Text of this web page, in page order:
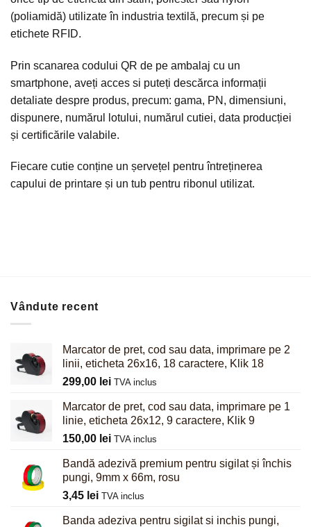
(poliamidă) utilizate în industria textilă, precum și pe
etichete RFID.
Prin scanarea codului QR de pe ambalaj cu un
smartphone, aveți acces si puteți descărca informații
detaliate despre produs, precum: gama, PN, dimensiuni,
dispunere, numărul lotului, numărul cutiei, data producției
și certificările valabile.
Fiecare cutie conține un șervețel pentru întreținerea
capului de printare și un tub pentru ribonul utilizat.
Vândute recent
Marcator de pret, cod sau data, imprimare pe 2
linii, eticheta 26x16, 18 caractere, Klik 18
299,00 lei TVA inclus
Marcator de pret, cod sau data, imprimare pe 1
linie, eticheta 26x12, 9 caractere, Klik 9
150,00 lei TVA inclus
Bandă adezivă premium pentru sigilat și închis
pungi, 9mm x 66m, rosu
3,45 lei TVA inclus
Banda adeziva pentru sigilat si inchis pungi,